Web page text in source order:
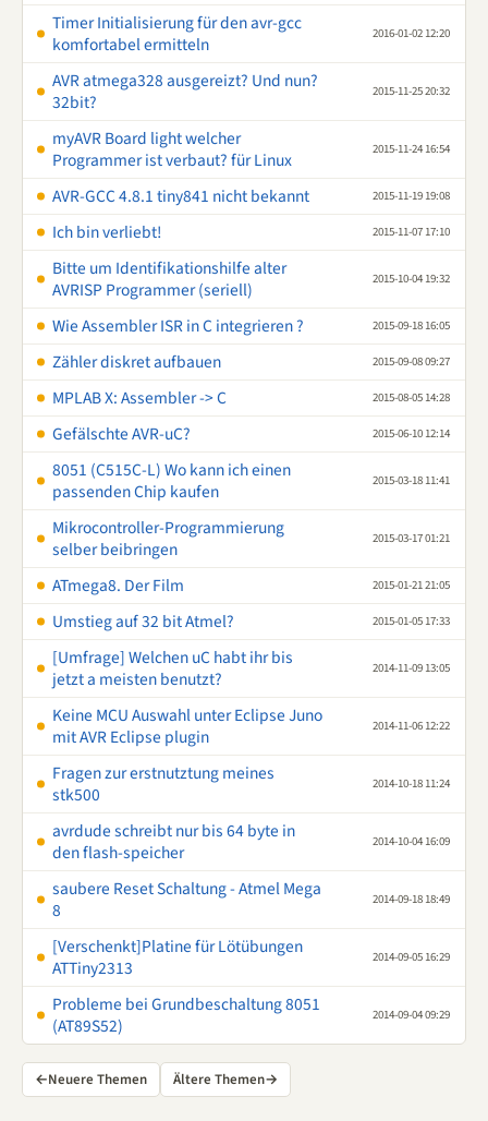
Timer Initialisierung für den avr-gcc
komfortabel ermitteln
2016-01-02 12:20
AVR atmega328 ausgereizt? Und nun?
32bit?
2015-11-25 20:32
myAVR Board light welcher
Programmer ist verbaut? für Linux
2015-11-24 16:54
AVR-GCC 4.8.1 tiny841 nicht bekannt 2015-11-19 19:08
Ich bin verliebt! 2015-11-07 17:10
Bitte um Identifikationshilfe alter
AVRISP Programmer (seriell)
2015-10-04 19:32
Wie Assembler ISR in C integrieren ? 2015-09-18 16:05
Zähler diskret aufbauen 2015-09-08 09:27
MPLAB X: Assembler -> C 2015-08-05 14:28
Gefälschte AVR-uC? 2015-06-10 12:14
8051 (C515C-L) Wo kann ich einen
passenden Chip kaufen
2015-03-18 11:41
Mikrocontroller-Programmierung
selber beibringen
2015-03-17 01:21
ATmega8. Der Film 2015-01-21 21:05
Umstieg auf 32 bit Atmel? 2015-01-05 17:33
[Umfrage] Welchen uC habt ihr bis
jetzt a meisten benutzt?
2014-11-09 13:05
Keine MCU Auswahl unter Eclipse Juno
mit AVR Eclipse plugin
2014-11-06 12:22
Fragen zur erstnutztung meines
stk500
2014-10-18 11:24
avrdude schreibt nur bis 64 byte in
den flash-speicher
2014-10-04 16:09
saubere Reset Schaltung - Atmel Mega
8
2014-09-18 18:49
[Verschenkt]Platine für Lötübungen
ATTiny2313
2014-09-05 16:29
Probleme bei Grundbeschaltung 8051
(AT89S52)
2014-09-04 09:29
←Neuere Themen Ältere Themen→